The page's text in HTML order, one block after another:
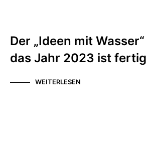
Der „Ideen mit
das Jahr 2023 ist fertig
WEITERLESEN